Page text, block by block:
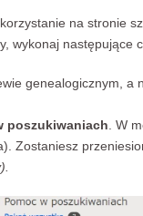
na stronie
wykonaj następujące
genealogicznym, a
poszukiwaniach. W
Zostaniesz